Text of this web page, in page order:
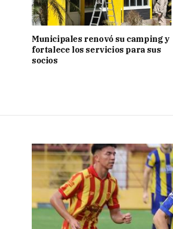
Municipales renovó su camping y
fortalece los servicios para sus
socios